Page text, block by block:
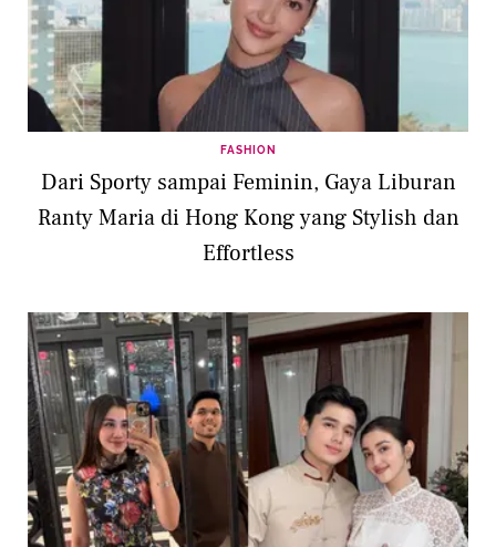
FASHION
Dari Sporty sampai Feminin, Gaya Liburan
Ranty Maria di Hong Kong yang Stylish dan
Effortless